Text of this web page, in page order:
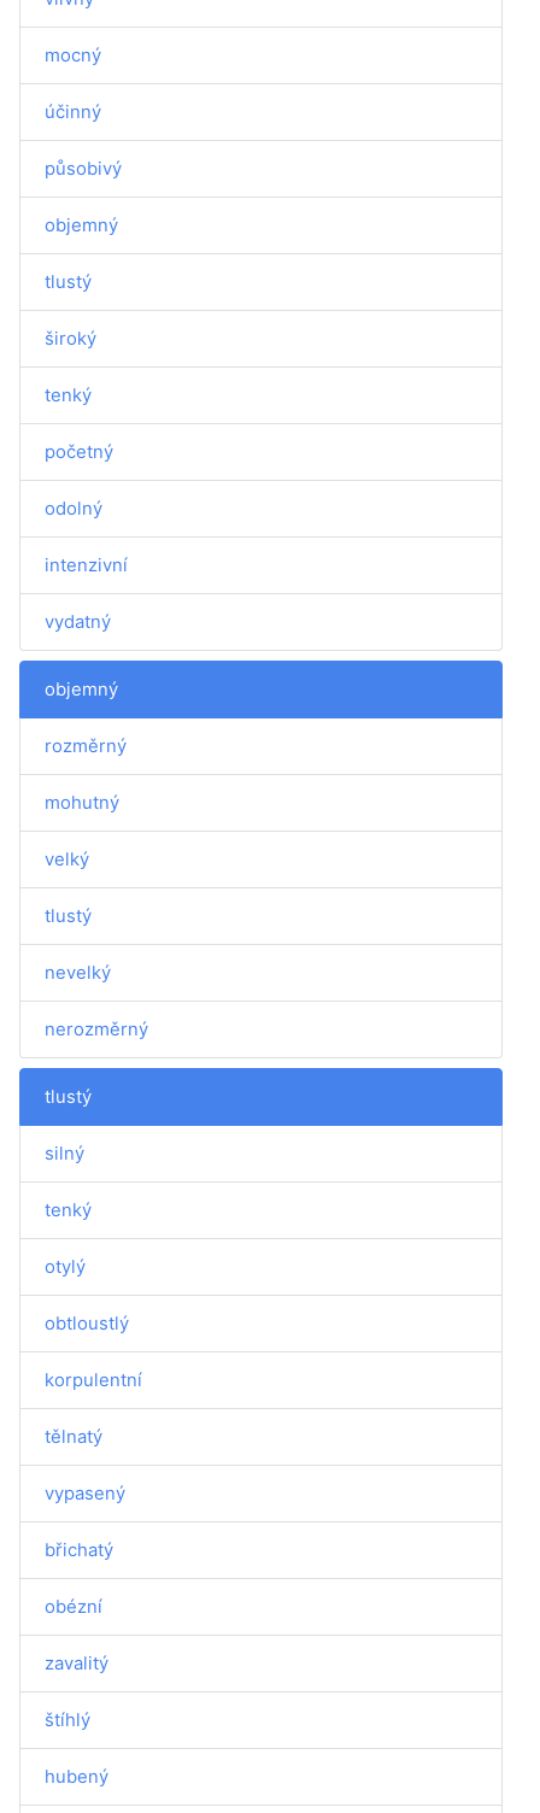
mocný
účinný
působivý
objemný
tlustý
široký
tenký
početný
odolný
intenzivní
vydatný
objemný
rozměrný
mohutný
velký
tlustý
nevelký
nerozměrný
tlustý
silný
tenký
otylý
obtloustlý
korpulentní
tělnatý
vypasený
břichatý
obézní
zavalitý
štíhlý
hubený